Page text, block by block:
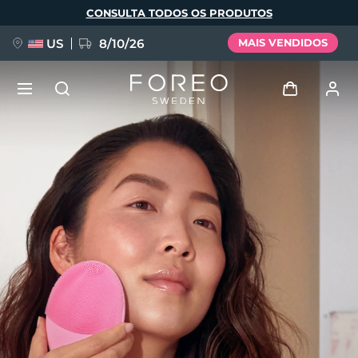
principal
CONSULTA TODOS OS PRODUTOS
US 8/10/26 MAIS VENDIDOS
Perfil de usuário
Meus aparelhos
Meus pedidos
Meus endereços
As minhas subscrições
NOVIDADE
FAQ™ Pure Beauty-Tech Elixir
BREAKING NEWS
issa™ Teeth Whitening Set
Idioma
English Deutsch
Español
Français
Italiano
Português
Polski
Svenska
Русский
Türkçe
简体中文 繁體中文